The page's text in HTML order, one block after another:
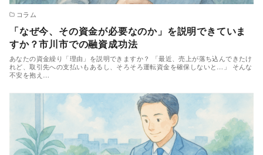
コラム
「なぜ今、その資金が必要なのか」を説明できていま
すか？市川市での融資成功法
あなたの資金繰り「理由」を説明できますか？ 「最近、売上が落ち込んできたけ
れど、取引先への支払いもあるし、そろそろ運転資金を確保しないと…」 そんな
不安を抱え…